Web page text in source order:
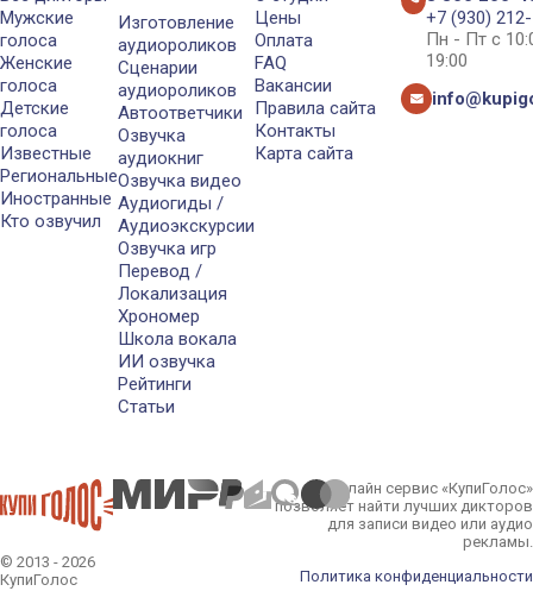
Мужские
голоса
Женские
голоса
Детские
голоса
Известные
Региональные
Иностранные
Кто озвучил
Изготовление
аудиороликов
Сценарии
аудиороликов
Автоответчики
Озвучка
аудиокниг
Озвучка видео
Аудиогиды /
Аудиоэкскурсии
Озвучка игр
Перевод /
Локализация
Хрономер
Школа вокала
ИИ озвучка
Рейтинги
Статьи
Цены
Оплата
FAQ
Вакансии
Правила сайта
Контакты
Карта сайта
+7 (930)
Пн - Пт с
19:00
© 2013 - 2026
КупиГолос
Онлайн сервис «КупиГолос»
позволяет найти лучших дикторов
для записи видео или аудио
рекламы.
Политика конфиденциальности